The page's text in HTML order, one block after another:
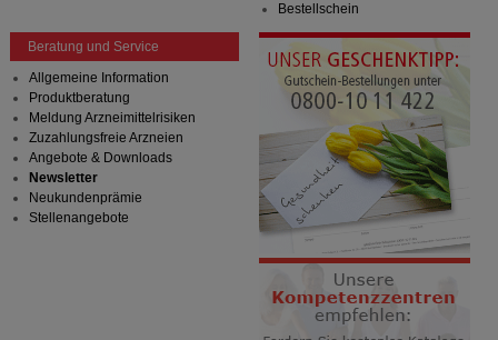
Bestellschein
Beratung und Service
Allgemeine Information
Produktberatung
Meldung Arzneimittelrisiken
Zuzahlungsfreie Arzneien
Angebote & Downloads
Newsletter
Neukundenprämie
Stellenangebote